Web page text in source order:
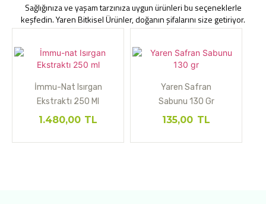
Sağlığınıza ve yaşam tarzınıza uygun ürünleri bu seçeneklerle
keşfedin. Yaren Bitkisel Ürünler, doğanın şifalarını size getiriyor.
İmmu-Nat Isırgan
Ekstraktı 250 Ml
1.480,00TL
Yaren Safran
Sabunu 130 Gr
135,00 TL